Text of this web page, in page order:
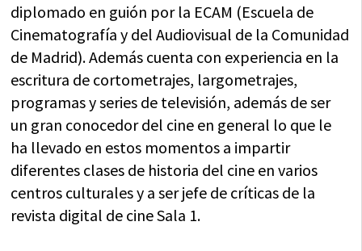
diplomado en guión por la ECAM (Escuela de
Cinematografía y del Audiovisual de la Comunidad
de Madrid). Además cuenta con experiencia en la
escritura de cortometrajes, largometrajes,
programas y series de televisión, además de ser
un gran conocedor del cine en general lo que le
ha llevado en estos momentos a impartir
diferentes clases de historia del cine en varios
centros culturales y a ser jefe de críticas de la
revista digital de cine Sala 1.